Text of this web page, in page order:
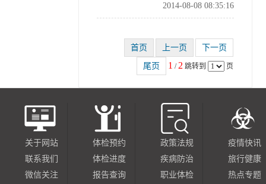
2014-08-08 08:35:16
1 / 2 跳转到 页
关于网站
联系我们
微信关注
体检预约
体检进度
报告查询
政策法规
疾病防治
职业体检
疫情快讯
旅行健康
热点专题